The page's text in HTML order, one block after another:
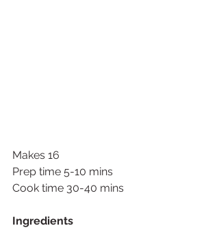
Makes 16
Prep time 5-10 mins
Cook time 30-40 mins
Ingredients